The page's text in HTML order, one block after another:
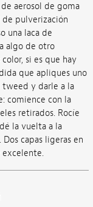
aerosol de goma
de pulverización
una laca de
algo de otro
si es que hay
que apliques uno
tweed y darle a la
comience con la
retirados. Rocíe
la vuelta a la
capas ligeras en
excelente.